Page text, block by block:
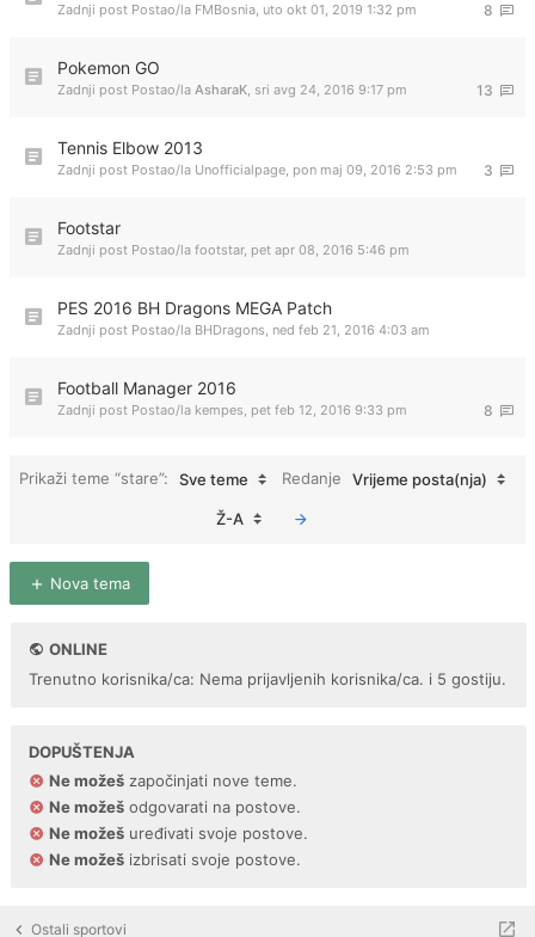
8
Zadnji post Postao/la FMBosnia, uto okt 01, 2019 1:32 pm
Pokemon GO
13
Zadnji post Postao/la AsharaK, sri avg 24, 2016 9:17 pm
Tennis Elbow 2013
3
Zadnji post Postao/la Unofficialpage, pon maj 09, 2016 2:53 pm
Footstar
Zadnji post Postao/la footstar, pet apr 08, 2016 5:46 pm
PES 2016 BH Dragons MEGA Patch
Zadnji post Postao/la BHDragons, ned feb 21, 2016 4:03 am
Football Manager 2016
8
Zadnji post Postao/la kempes, pet feb 12, 2016 9:33 pm
Prikaži teme “stare”: Sve teme Redanje Vrijeme posta(nja)
Ž-A
Nova tema
ONLINE
Trenutno korisnika/ca: Nema prijavljenih korisnika/ca. i 5 gostiju.
DOPUŠTENJA
Ne možeš započinjati nove teme.
Ne možeš odgovarati na postove.
Ne možeš uređivati svoje postove.
Ne možeš izbrisati svoje postove.
Ostali sportovi